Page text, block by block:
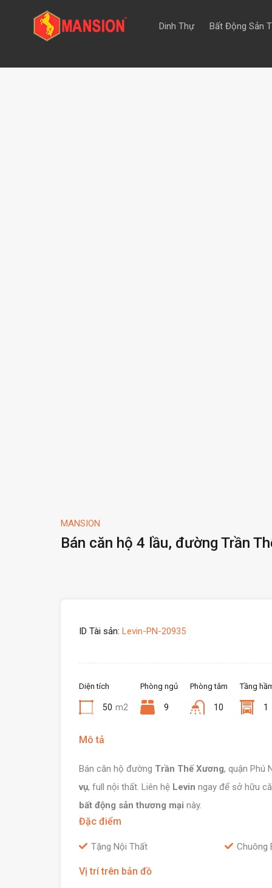
Dinh Thự Bất Động Sản
MANSION
Bán căn hộ 4 lầu, đường Trần
ID Tài sản: Levin-PN-20935
Diện tích
50 m2
Phòng ngủ
9
Phòng tắm
10
Tầng
1
Mô tả
Bán căn hộ đường Trần Thế Xương, quận Phú
vụ, full nội thất. Liên hệ Levin ngay để sở hữu
bất động sản thương mại này.
Đặc điểm
Tặng Nội Thất Chuông
Vị trí trên bản đồ